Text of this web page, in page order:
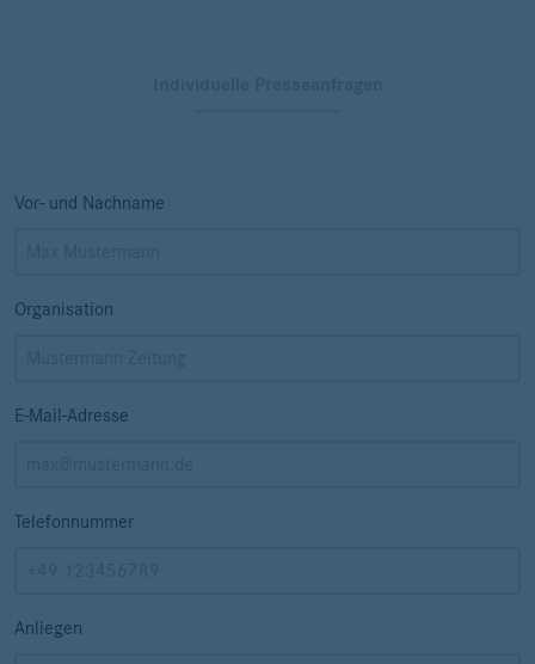
Vor- und Nachname
Organisation
E-Mail-Adresse
Telefonnummer
Anliegen